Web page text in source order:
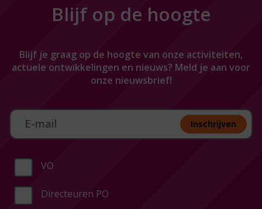
Blijf op de hoogte
Blijf je graag op de hoogte van onze activiteiten,
actuele ontwikkelingen en nieuws? Meld je aan voor
onze nieuwsbrief!
Aan melden nieuwsbrief Inschrijven
VO
Directeuren PO